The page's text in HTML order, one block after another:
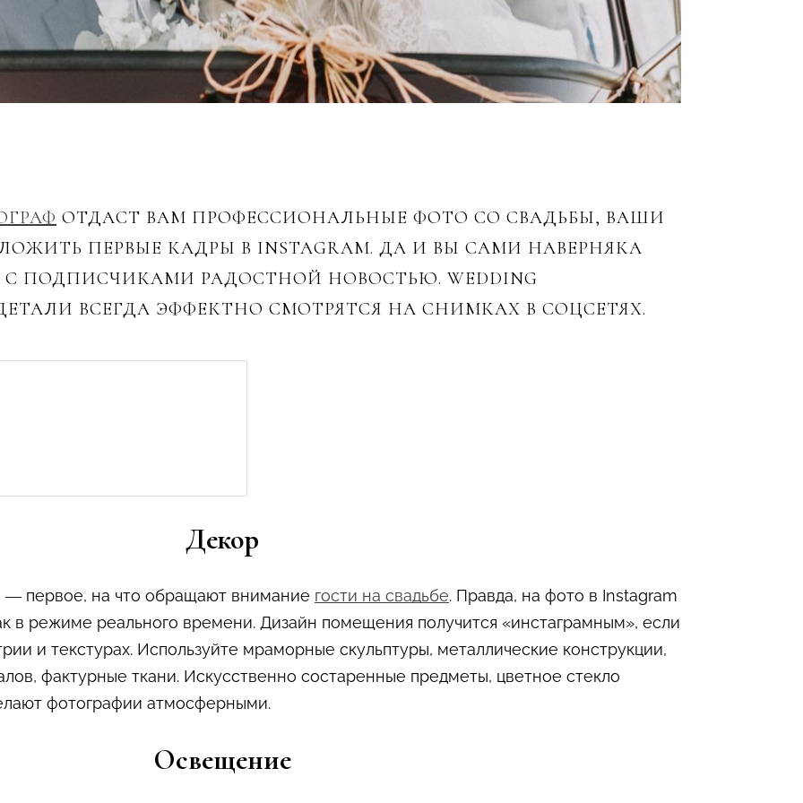
ОТДАСТ ВАМ ПРОФЕССИОНАЛЬНЫЕ ФОТО СО СВАДЬБЫ, ВАШИ
ПЕРВЫЕ КАДРЫ В INSTAGRAM. ДА И ВЫ САМИ НАВЕРНЯКА
ПОДПИСЧИКАМИ РАДОСТНОЙ НОВОСТЬЮ. WEDDING
ВСЕГДА ЭФФЕКТНО СМОТРЯТСЯ НА СНИМКАХ В СОЦСЕТЯХ.
Декор
— первое, на что обращают внимание гости на свадьбе. Правда, на фото в Instagram
в режиме реального времени. Дизайн помещения получится «инстаграмным», если
и текстурах. Используйте мраморные скульптуры, металлические конструкции,
фактурные ткани. Искусственно состаренные предметы, цветное стекло
фотографии атмосферными.
Освещение